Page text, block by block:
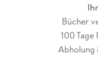
Bücher
100
Abholung